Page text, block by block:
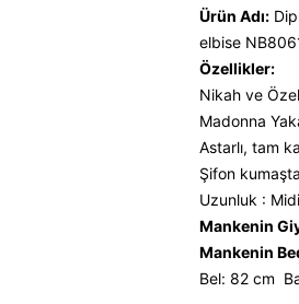
Ürün Adı:
elbise
Özellikler:
Nikah ve
Madonna
Astarlı, tam
Şifon
Uzunluk : Midi
Mankenin
Mankenin
Bel: 82 cm